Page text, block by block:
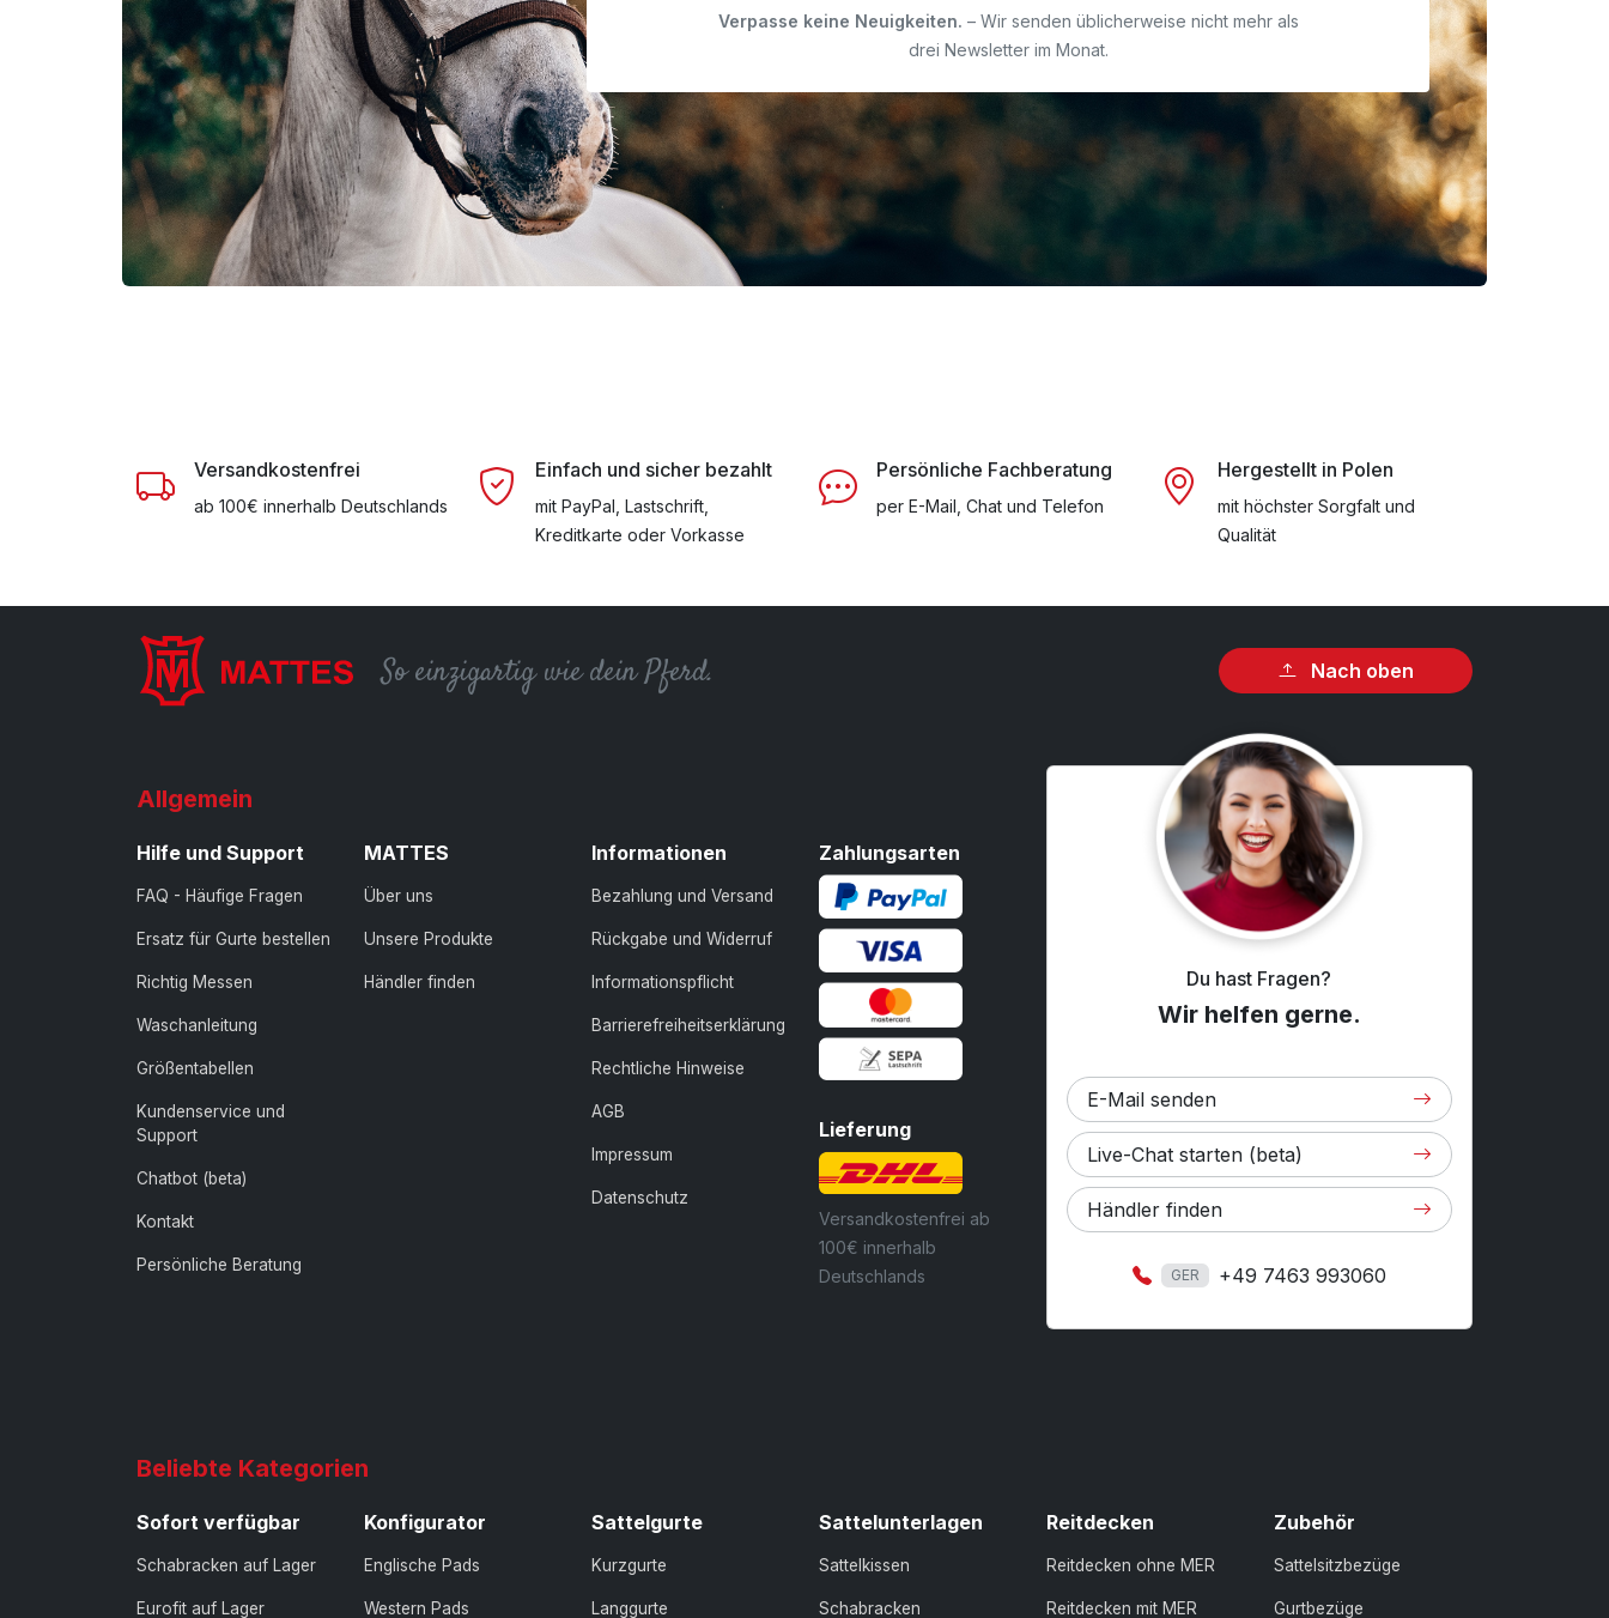
Verpasse keine Neuigkeiten. – Wir senden üblicherweise nicht mehr als
drei Newsletter im Monat.
Versandkostenfrei
ab 100€ innerhalb Deutschlands
Einfach und sicher bezahlt
mit PayPal, Lastschrift,
Kreditkarte oder Vorkasse
Persönliche Fachberatung
per E-Mail, Chat und Telefon
Hergestellt in Polen
mit höchster Sorgfalt und
Qualität
Nach oben
So einzigartig wie dein Pferd.
Allgemein
Hilfe und Support
FAQ - Häufige Fragen
Ersatz für Gurte bestellen
Richtig Messen
Waschanleitung
Größentabellen
Kundenservice und
Support
Chatbot (beta)
Kontakt
Persönliche Beratung
MATTES
Über uns
Unsere Produkte
Händler finden
Informationen
Bezahlung und Versand
Rückgabe und Widerruf
Informationspflicht
Barrierefreiheitserklärung
Rechtliche Hinweise
AGB
Impressum
Datenschutz
Zahlungsarten
Lieferung
Versandkostenfrei ab
100€ innerhalb
Deutschlands
Du hast Fragen?
Wir helfen gerne.
E-Mail senden
Live-Chat starten (beta)
Händler finden
GER +49 7463 993060
Beliebte Kategorien
Sofort verfügbar
Schabracken auf Lager
Eurofit auf Lager
Konfigurator
Englische Pads
Western Pads
Sattelgurte
Kurzgurte
Langgurte
Sattelunterlagen
Sattelkissen
Schabracken
Reitdecken
Reitdecken ohne MER
Reitdecken mit MER
Zubehör
Sattelsitzbezüge
Gurtbezüge